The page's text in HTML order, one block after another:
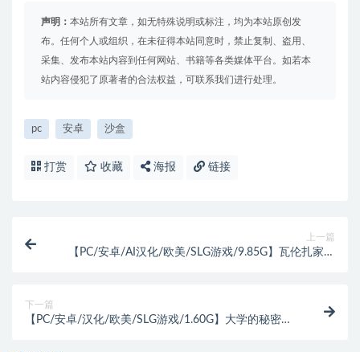
声明： 本站所有文章，如无特殊说明或标注，均为本站原创发
布。任何个人或组织，在未征得本站同意时，禁止复制、盗用、
采集、发布本站内容到任何网站、书籍等各类媒体平台。如若本
站内容侵犯了原著者的合法权益，可联系我们进行处理。
pc 安卓 沙盒
打赏 收藏 海报 链接
上一篇
【PC/安卓/AI汉化/欧美/SLG游戏/9.85G】瓦伦扎家族
下一篇
【PC/安卓/汉化/欧美/SLG游戏/1.60G】大学的秘密